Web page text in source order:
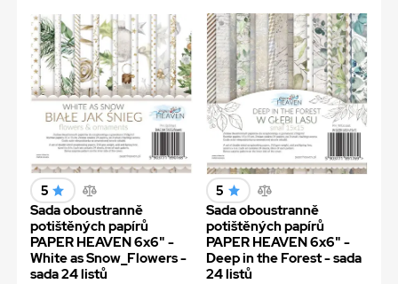
5
Sada oboustranně
potištěných papírů
PAPER HEAVEN 6x6" -
White as Snow_Flowers -
sada 24 listů
5
Sada oboustranně
potištěných papírů
PAPER HEAVEN 6x6" -
Deep in the Forest - sada
24 listů